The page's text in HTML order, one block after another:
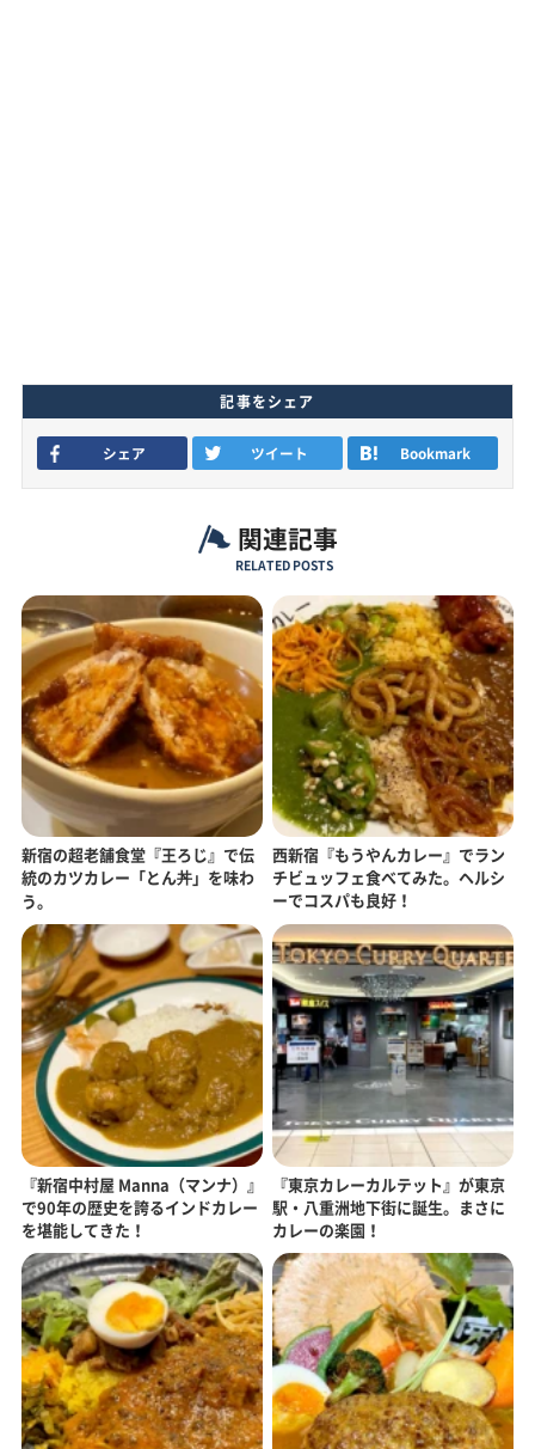
記事をシェア
シェア ツイート Bookmark
関連記事
RELATED POSTS
新宿の超老舗食堂『王ろじ』で伝
統のカツカレー「とん丼」を味わ
う。
西新宿『もうやんカレー』でラン
チビュッフェ食べてみた。ヘルシ
ーでコスパも良好！
『新宿中村屋 Manna（マンナ）』
で90年の歴史を誇るインドカレー
を堪能してきた！
『東京カレーカルテット』が東京
駅・八重洲地下街に誕生。まさに
カレーの楽園！